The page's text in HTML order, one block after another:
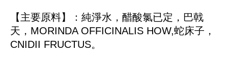
【主要原料】：純淨水，醋酸氯已定，巴戟
天，MORINDA OFFICINALIS HOW,蛇床子，
CNIDII FRUCTUS。